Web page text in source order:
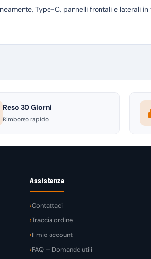
Type-C, pannelli frontali e laterali
Reso 30 Giorni
Rimborso rapido
Assistenza
Contattaci
Traccia ordine
Il mio account
FAQ — Domande utili